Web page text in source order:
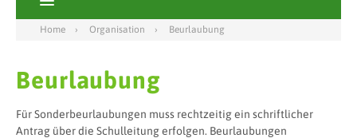
Home Organisation Beurlaubung
Beurlaubung
Für Sonderbeurlaubungen muss rechtzeitig ein schriftlicher
Antrag über die Schulleitung erfolgen. Beurlaubungen